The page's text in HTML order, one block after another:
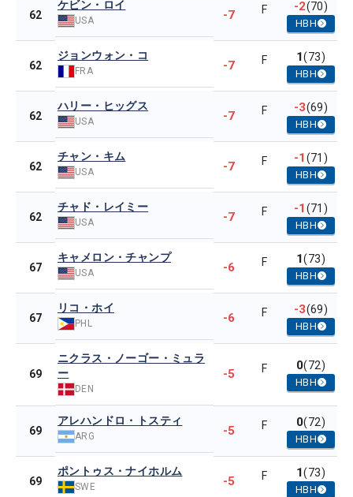
62
ケビン・ロイ
USA -7 F -2(70)
HBH
62
ジョンウォン・コ
FRA -7 F 1(73)
HBH
62
ハリー・ヒッグス
USA -7 F -3(69)
HBH
62
チャン・キム
USA -7 F -1(71)
HBH
62
チャド・レイミー
USA -7 F -1(71)
HBH
67
キャメロン・チャンプ
USA -6 F 1(73)
HBH
67
リコ・ホイ
PHL -6 F -3(69)
HBH
69
ニクラス・ノーゴー・ミュラ
ー
DEN
-5 F 0(72)
HBH
69
アレハンドロ・トスティ
ARG -5 F 0(72)
HBH
69
ポントゥス・ナイホルム
SWE -5 F 1(73)
HBH